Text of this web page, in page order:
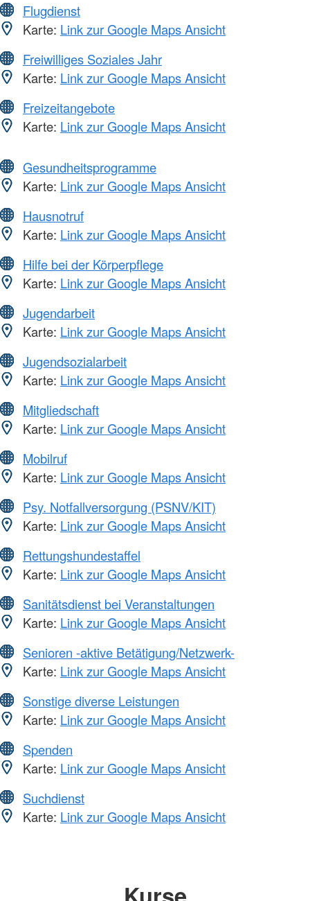
Flugdienst
Karte: Link zur Google Maps Ansicht
Freiwilliges Soziales Jahr
Karte: Link zur Google Maps Ansicht
Freizeitangebote
Karte: Link zur Google Maps Ansicht
Gesundheitsprogramme
Karte: Link zur Google Maps Ansicht
Hausnotruf
Karte: Link zur Google Maps Ansicht
Hilfe bei der Körperpflege
Karte: Link zur Google Maps Ansicht
Jugendarbeit
Karte: Link zur Google Maps Ansicht
Jugendsozialarbeit
Karte: Link zur Google Maps Ansicht
Mitgliedschaft
Karte: Link zur Google Maps Ansicht
Mobilruf
Karte: Link zur Google Maps Ansicht
Psy. Notfallversorgung (PSNV/KIT)
Karte: Link zur Google Maps Ansicht
Rettungshundestaffel
Karte: Link zur Google Maps Ansicht
Sanitätsdienst bei Veranstaltungen
Karte: Link zur Google Maps Ansicht
Senioren -aktive Betätigung/Netzwerk-
Karte: Link zur Google Maps Ansicht
Sonstige diverse Leistungen
Karte: Link zur Google Maps Ansicht
Spenden
Karte: Link zur Google Maps Ansicht
Suchdienst
Karte: Link zur Google Maps Ansicht